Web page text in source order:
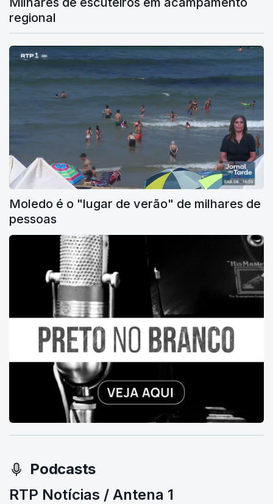
regional
Moledo é o "lugar de verão" de milhares de
pessoas
Podcasts
RTP Notícias / Antena 1